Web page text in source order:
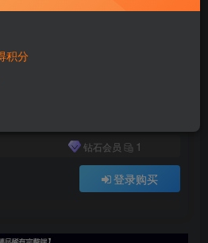
0 1058 557
查看
钻石会员 1
登录购买
积分